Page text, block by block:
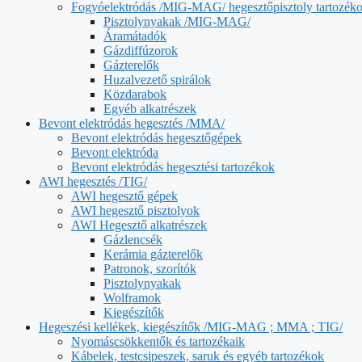
Fogyóelektródás /MIG-MAG/ hegesztőpisztoly
Pisztolynyakak /MIG-MAG/
Áramátadók
Gázdiffúzorok
Gázterelők
Huzalvezető spirálok
Közdarabok
Egyéb alkatrészek
Bevont elektródás hegesztés /MMA/
Bevont elektródás hegesztőgépek
Bevont elektróda
Bevont elektródás hegesztési tartozékok
AWI hegesztés /TIG/
AWI hegesztő gépek
AWI hegesztő pisztolyok
AWI Hegesztő alkatrészek
Gázlencsék
Kerámia gázterelők
Patronok, szorítók
Pisztolynyakak
Wolframok
Kiegészítők
Hegeszési kellékek, kiegészítők /MIG-MAG ; MMA ; TIG/
Nyomáscsökkentők és tartozékaik
Kábelek, testcsipeszek, saruk és egyéb tartozékok